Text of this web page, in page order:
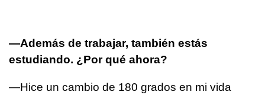
—Además de trabajar, también estás
estudiando. ¿Por qué ahora?
—Hice un cambio de 180 grados en mi vida